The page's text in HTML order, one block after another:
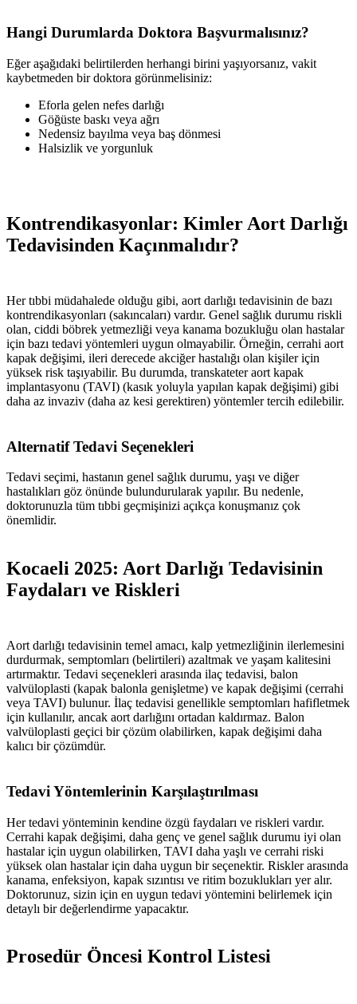
Hangi Durumlarda Doktora Başvurmalısınız?
Eğer aşağıdaki belirtilerden herhangi birini yaşıyorsanız, vakit
kaybetmeden bir doktora görünmelisiniz:
Eforla gelen nefes darlığı
Göğüste baskı veya ağrı
Nedensiz bayılma veya baş dönmesi
Halsizlik ve yorgunluk
Kontrendikasyonlar: Kimler Aort Darlığı
Tedavisinden Kaçınmalıdır?
Her tıbbi müdahalede olduğu gibi, aort darlığı tedavisinin de bazı
kontrendikasyonları (sakıncaları) vardır. Genel sağlık durumu riskli
olan, ciddi böbrek yetmezliği veya kanama bozukluğu olan hastalar
için bazı tedavi yöntemleri uygun olmayabilir. Örneğin, cerrahi aort
kapak değişimi, ileri derecede akciğer hastalığı olan kişiler için
yüksek risk taşıyabilir. Bu durumda, transkateter aort kapak
implantasyonu (TAVI) (kasık yoluyla yapılan kapak değişimi) gibi
daha az invaziv (daha az kesi gerektiren) yöntemler tercih edilebilir.
Alternatif Tedavi Seçenekleri
Tedavi seçimi, hastanın genel sağlık durumu, yaşı ve diğer
hastalıkları göz önünde bulundurularak yapılır. Bu nedenle,
doktorunuzla tüm tıbbi geçmişinizi açıkça konuşmanız çok
önemlidir.
Kocaeli 2025: Aort Darlığı Tedavisinin
Faydaları ve Riskleri
Aort darlığı tedavisinin temel amacı, kalp yetmezliğinin ilerlemesini
durdurmak, semptomları (belirtileri) azaltmak ve yaşam kalitesini
artırmaktır. Tedavi seçenekleri arasında ilaç tedavisi, balon
valvüloplasti (kapak balonla genişletme) ve kapak değişimi (cerrahi
veya TAVI) bulunur. İlaç tedavisi genellikle semptomları hafifletmek
için kullanılır, ancak aort darlığını ortadan kaldırmaz. Balon
valvüloplasti geçici bir çözüm olabilirken, kapak değişimi daha
kalıcı bir çözümdür.
Tedavi Yöntemlerinin Karşılaştırılması
Her tedavi yönteminin kendine özgü faydaları ve riskleri vardır.
Cerrahi kapak değişimi, daha genç ve genel sağlık durumu iyi olan
hastalar için uygun olabilirken, TAVI daha yaşlı ve cerrahi riski
yüksek olan hastalar için daha uygun bir seçenektir. Riskler arasında
kanama, enfeksiyon, kapak sızıntısı ve ritim bozuklukları yer alır.
Doktorunuz, sizin için en uygun tedavi yöntemini belirlemek için
detaylı bir değerlendirme yapacaktır.
Prosedür Öncesi Kontrol Listesi